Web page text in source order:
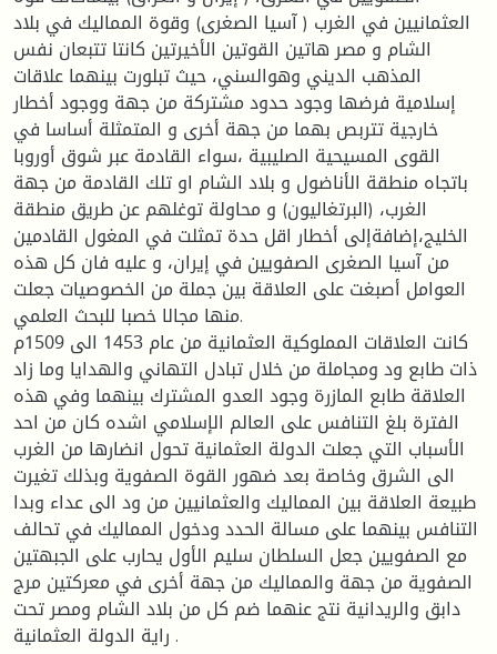
العثمانيين في الغرب ( آسيا الصغرى) وقوة المماليك في بلاد
الشام و مصر هاتين القوتين الأخيرتين كانتا تتبعان نفس
المذهب الديني وهوالسني، حيث تبلورت بينهما علاقات
إسلامية فرضها وجود حدود مشتركة من جهة ووجود أخطار
خارجية تتربص بهما من جهة أخرى و المتمثلة أساسا في
القوى المسيحية الصليبية ،سواء القادمة عبر شوق أوروبا
باتجاه منطقة الأناضول و بلاد الشام او تلك القادمة من جهة
الغرب، (البرتغاليون) و محاولة توغلهم عن طريق منطقة
الخليج،إضافةإلى أخطار اقل حدة تمثلت في المغول القادمين
من آسيا الصغرى الصفويين في إيران، و عليه فان كل هذه
العوامل أصبغت على العلاقة بين جملة من الخصوصيات جعلت
منها مجالا خصبا للبحث العلمي.
كانت العلاقات المملوكية العثمانية من عام 1453 الى 1509م
ذات طابع ود ومجاملة من خلال تبادل التهاني والهدايا وما زاد
العلاقة طابع المازرة وجود العدو المشترك بينهما وفي هذه
الفترة بلغ التنافس على العالم الإسلامي اشده كان من احد
الأسباب التي جعلت الدولة العثمانية تحول انضارها من الغرب
الى الشرق وخاصة بعد ضهور القوة الصفوية وبذلك تغيرت
طبيعة العلاقة بين المماليك والعثمانيين من ود الى عداء وبدا
التنافس بينهما على مسالة الحدد ودخول المماليك في تحالف
مع الصفويين جعل السلطان سليم الأول يحارب على الجبهتين
الصفوية من جهة والمماليك من جهة أخرى في معركتين مرج
دابق والريدانية نتج عنهما ضم كل من بلاد الشام ومصر تحت
راية الدولة العثمانية .